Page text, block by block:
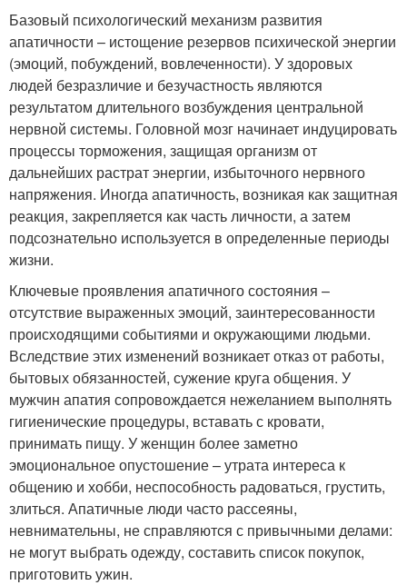
Базовый психологический механизм развития
апатичности – истощение резервов психической энергии
(эмоций, побуждений, вовлеченности). У здоровых
людей безразличие и безучастность являются
результатом длительного возбуждения центральной
нервной системы. Головной мозг начинает индуцировать
процессы торможения, защищая организм от
дальнейших растрат энергии, избыточного нервного
напряжения. Иногда апатичность, возникая как защитная
реакция, закрепляется как часть личности, а затем
подсознательно используется в определенные периоды
жизни.
Ключевые проявления апатичного состояния –
отсутствие выраженных эмоций, заинтересованности
происходящими событиями и окружающими людьми.
Вследствие этих изменений возникает отказ от работы,
бытовых обязанностей, сужение круга общения. У
мужчин апатия сопровождается нежеланием выполнять
гигиенические процедуры, вставать с кровати,
принимать пищу. У женщин более заметно
эмоциональное опустошение – утрата интереса к
общению и хобби, неспособность радоваться, грустить,
злиться. Апатичные люди часто рассеяны,
невнимательны, не справляются с привычными делами:
не могут выбрать одежду, составить список покупок,
приготовить ужин.